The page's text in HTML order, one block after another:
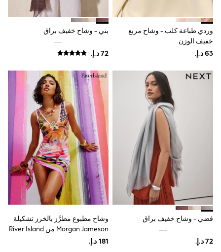
Grey
Green
Red
All Branded Schoolwear
Nike
Baker by Ted Baker
Hype
Kickers
Clarks
Trutex
Start Rite
Smiggle
Vans
Vanilla Underground
Eastpak
Bags & Backpacks
Caps
Belts
Jumpers
Polo Shirts
All Girls Sports & Swimwear
T-Shirts
وردي طباعة كلب - وشاح مربع
خفيف الوزن
بني - وشاح خفيف براق
فضي - وشاح خفيف براق
وشاح مطبوع مطرَّز بالخرز تشكيلة
Morgan Jameson من River Island